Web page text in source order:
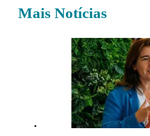
Mais Notícias